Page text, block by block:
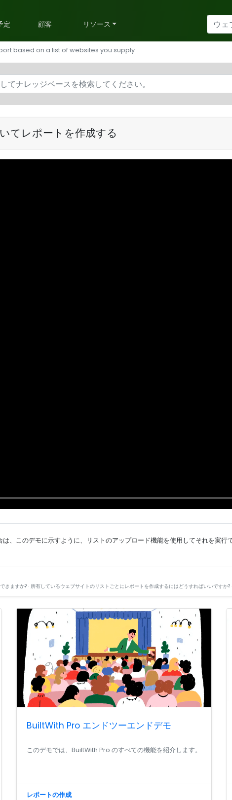
定 顧客 リソース
based on a list of websites you supply
てレポートを作成する
、このデモに示すように、リストのアップロード機能を使用してそれを実行で
ますか? · 所有しているウェブサイトのリストごとにレポートを作成するにはどうすればいいですか
BuiltWith Pro エンドツーエンドデモ
このデモでは、BuiltWith Pro のすべての機能を紹介します。
レポートの作成